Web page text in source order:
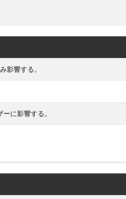
影響する。
に影響する。